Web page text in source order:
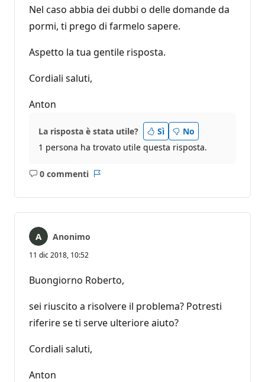
Nel caso abbia dei dubbi o delle domande da
pormi, ti prego di farmelo sapere.
Aspetto la tua gentile risposta.
Cordiali saluti,
Anton
La risposta è stata utile? Sì
No
1 persona ha trovato utile questa risposta.
0 commenti
Nessun
Anonimo
11 dic 2018, 10:52
Buongiorno Roberto,
sei riuscito a risolvere il problema? Potresti
riferire se ti serve ulteriore aiuto?
Cordiali saluti,
Anton